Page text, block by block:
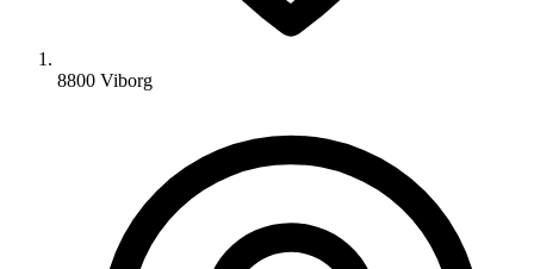
8800 Viborg